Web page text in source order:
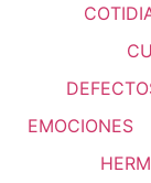
EMOCIONES